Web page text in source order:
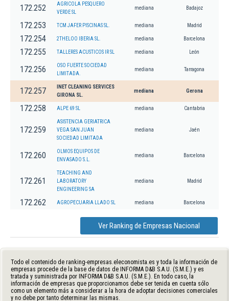
172.252
AGRICOLA PESQUERO
VERDE SL
mediana Badajoz
172.253 TCM JAFER PISCINAS SL. mediana Madrid
172.254 2THELOO IBERIA SL. mediana Barcelona
172.255 TALLERES ACUSTICOS IR SL mediana León
172.256
OSO FUERTE SOCIEDAD
LIMITADA.
mediana Tarragona
172.257
INET CLEANING SERVICES
GIRONA SL.
mediana Gerona
172.258 ALPE 69 SL mediana Cantabria
172.259
ASISTENCIA GERIATRICA
VEGA SAN JUAN
SOCIEDAD LIMITADA
mediana Jaén
172.260
OLMOS EQUIPOS DE
ENVASADO S.L.
mediana Barcelona
172.261
TEACHING AND
LABORATORY
ENGINEERING SA
mediana Madrid
172.262 AGROPECUARIA LLADO SL mediana Barcelona
Ver Ranking de Empresas Nacional
Todo el contenido de ranking-empresas.eleconomista.es y toda la información de
empresas procede de la base de datos de INFORMA D&B S.A.U. (S.M.E.) y es
tratada y suministrada por INFORMA D&B S.A.U. (S.M.E.). En todo caso, la
información de empresas que proporcionamos debe ser tenida en cuenta sólo
como un elemento más a considerar a la hora de adoptar decisiones comerciales
y no debe por tanto determinar las mismas.